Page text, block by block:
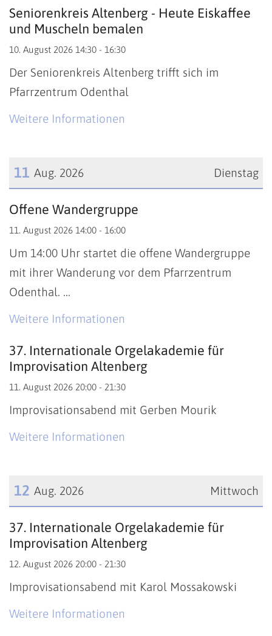
Datum: 10. August 2026
Seniorenkreis Altenberg - Heute Eiskaffee
und Muscheln bemalen
10. August 2026 14:30 - 16:30
Der Seniorenkreis Altenberg trifft sich im
Pfarrzentrum Odenthal
Weitere Informationen
Dienstag
11 Aug. 2026
Datum: 11. August 2026
Offene Wandergruppe
11. August 2026 14:00 - 16:00
Um 14:00 Uhr startet die offene Wandergruppe
mit ihrer Wanderung vor dem Pfarrzentrum
Odenthal. ...
Weitere Informationen
37. Internationale Orgelakademie für
Improvisation Altenberg
11. August 2026 20:00 - 21:30
Improvisationsabend mit Gerben Mourik
Weitere Informationen
Mittwoch
12 Aug. 2026
Datum: 12. August 2026
37. Internationale Orgelakademie für
Improvisation Altenberg
12. August 2026 20:00 - 21:30
Improvisationsabend mit Karol Mossakowski
Weitere Informationen